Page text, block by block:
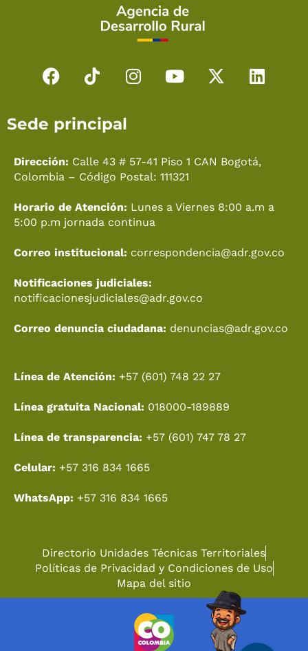
F
e
o
o
T
t
k
I
g
r
m
Y
b
e
X
t
r
L
d
Sede principal
Dirección: Calle 43 # 57-41 Piso 1 CAN Bogotá,
Colombia – Código Postal: 111321
Horario de Atención: Lunes a Viernes 8:00 a.m a
5:00 p.m jornada continua
Correo institucional: correspondencia@adr.gov.co
Notificaciones judiciales:
notificacionesjudiciales@adr.gov.co
Correo denuncia ciudadana: denuncias@adr.gov.co
Línea de Atención: +57 (601) 748 22 27
Línea gratuita Nacional: 018000-189889
Línea de transparencia: +57 (601) 747 78 27
Celular: +57 316 834 1665
WhatsApp: +57 316 834 1665
Directorio Unidades Técnicas Territoriales
Políticas de Privacidad y Condiciones de Uso
Mapa del sitio